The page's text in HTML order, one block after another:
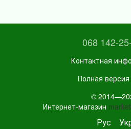
068 142-
Контактная
Полная
©
Интернет-магазин
Рус